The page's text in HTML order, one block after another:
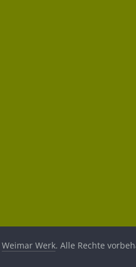
Weimar Werk. Alle Rechte